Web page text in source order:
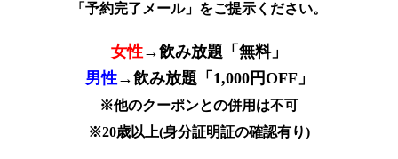
「予約完了メール」をご提示ください。
女性→飲み放題 「無料」
男性→飲み放題 「1,000円OFF」
※他のクーポンとの併用は不可
※20歳以上(身分証明証の確認有り)